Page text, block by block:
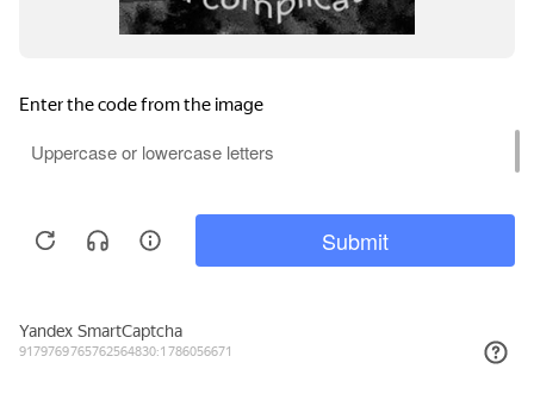
Сотрудничество
Блог про окна
Отзывы клиентов
ПРОДУКЦИЯ
Алюминиевые окна
Мы используем файлы cookie, метрические программы и системы
ПРИНЯТЬ